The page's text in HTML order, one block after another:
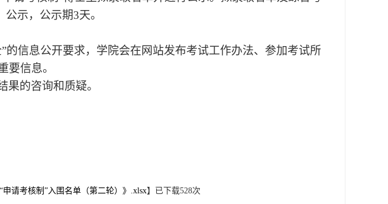
示，公示期3天。
的信息公开要求，学院会在网站发布考试工作办法、参加考试所
要信息。
果的咨询和质疑。
请考核制”入围名单（第二轮）》.xlsx】已下载528次